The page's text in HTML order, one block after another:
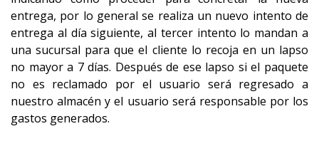
entrega, por lo general se realiza un nuevo intento de
entrega al día siguiente, al tercer intento lo mandan a
una sucursal para que el cliente lo recoja en un lapso
no mayor a 7 días. Después de ese lapso si el paquete
no es reclamado por el usuario será regresado a
nuestro almacén y el usuario será responsable por los
gastos generados.